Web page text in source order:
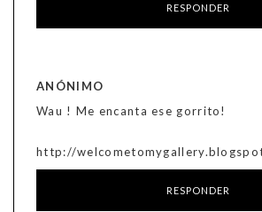
RESPONDER
ANÓNIMO
Wau ! Me encanta ese gorrito!
http://
RESPONDER